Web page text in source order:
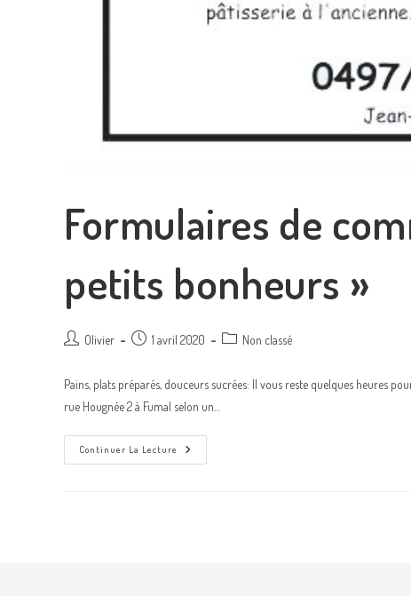
Formulaires de
petits bonheurs »
Olivier 1 avril 2020 Non classé
Pains, plats préparés, douceurs sucrées: Il vous reste quelques heures
rue Hougnée 2 à Fumal selon un…
Continuer La Lecture